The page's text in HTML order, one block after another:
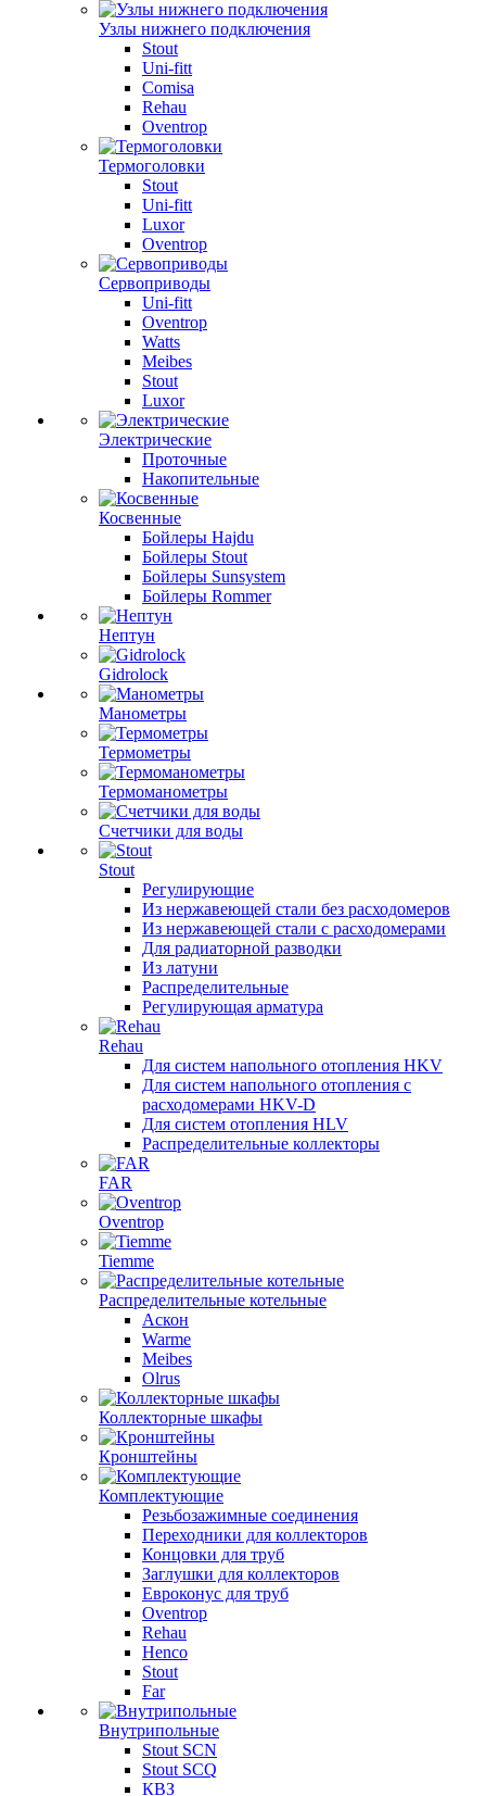
Узлы нижнего подключения
Stout
Uni-fitt
Comisa
Rehau
Oventrop
Термоголовки
Stout
Uni-fitt
Luxor
Oventrop
Сервоприводы
Uni-fitt
Oventrop
Watts
Meibes
Stout
Luxor
Электрические
Проточные
Накопительные
Косвенные
Бойлеры Hajdu
Бойлеры Stout
Бойлеры Sunsystem
Бойлеры Rommer
Нептун
Gidrolock
Манометры
Термометры
Термоманометры
Счетчики для воды
Stout
Регулирующие
Из нержавеющей стали без расходомеров
Из нержавеющей стали с расходомерами
Для радиаторной разводки
Из латуни
Распределительные
Регулирующая арматура
Rehau
Для систем напольного отопления HKV
Для систем напольного отопления с
расходомерами HKV-D
Для систем отопления HLV
Распределительные коллекторы
FAR
Oventrop
Tiemme
Распределительные котельные
Аскон
Warme
Meibes
Olrus
Коллекторные шкафы
Кронштейны
Комплектующие
Резьбозажимные соединения
Переходники для коллекторов
Концовки для труб
Заглушки для коллекторов
Евроконус для труб
Oventrop
Rehau
Henco
Stout
Far
Внутрипольные
Stout SCN
Stout SCQ
КВЗ